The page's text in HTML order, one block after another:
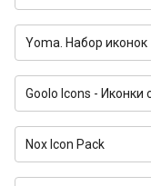
Yoma. Набор иконок
Goolo Icons -
Nox Icon Pack